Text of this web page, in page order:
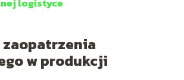
w produkcji